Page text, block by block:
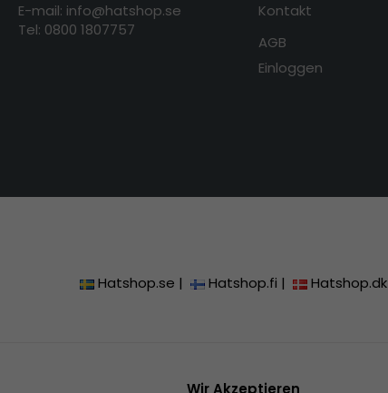
E-mail: info@hatshop.se
Tel: 0800 1807757
Kontakt
AGB
Einloggen
Hatshop.se | Hatshop.fi | Hatshop.dk